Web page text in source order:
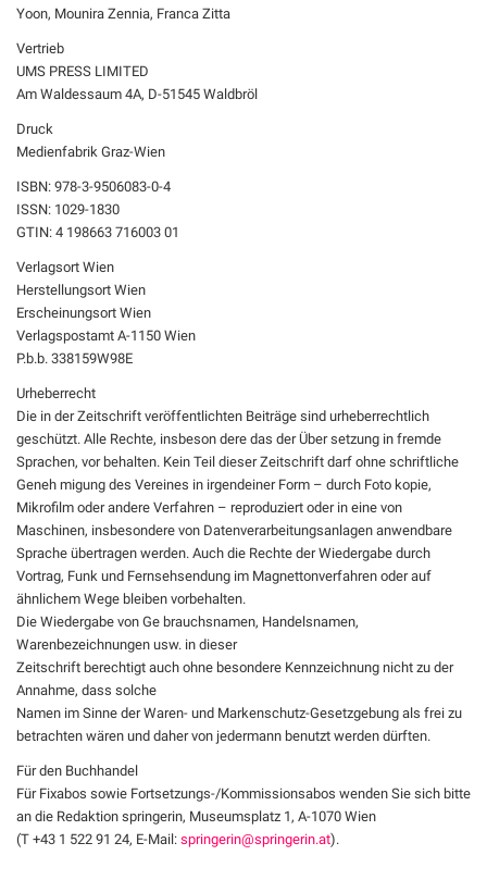
Yoon, Mounira Zennia, Franca Zitta
Vertrieb
UMS PRESS LIMITED
Am Waldessaum 4A, D-51545 Waldbröl
Druck
Medienfabrik Graz-Wien
ISBN: 978-3-9506083-0-4
ISSN: 1029-1830
GTIN: 4 198663 716003 01
Verlagsort Wien
Herstellungsort Wien
Erscheinungsort Wien
Verlagspostamt A-1150 Wien
P.b.b. 338159W98E
Urheberrecht
Die in der Zeitschrift veröffentlichten Beiträge sind urheberrechtlich
geschützt. Alle Rechte, insbeson dere das der Über setzung in fremde
Sprachen, vor behalten. Kein Teil dieser Zeitschrift darf ohne schriftliche
Geneh migung des Vereines in irgendeiner Form – durch Foto kopie,
Mikrofilm oder andere Verfahren – reproduziert oder in eine von
Maschinen, insbesondere von Datenverarbeitungsanlagen anwendbare
Sprache übertragen werden. Auch die Rechte der Wiedergabe durch
Vortrag, Funk und Fernsehsendung im Magnettonverfahren oder auf
ähnlichem Wege bleiben vorbehalten.
Die Wiedergabe von Ge brauchsnamen, Handelsnamen,
Warenbezeichnungen usw. in dieser
Zeitschrift berechtigt auch ohne besondere Kennzeichnung nicht zu der
Annahme, dass solche
Namen im Sinne der Waren- und Markenschutz-Gesetzgebung als frei zu
betrachten wären und daher von jedermann benutzt werden dürften.
Für den Buchhandel
Für Fixabos sowie Fortsetzungs-/Kommissionsabos wenden Sie sich bitte
an die Redaktion springerin, Museumsplatz 1, A-1070 Wien
(T +43 1 522 91 24, E-Mail: springerin@springerin.at).